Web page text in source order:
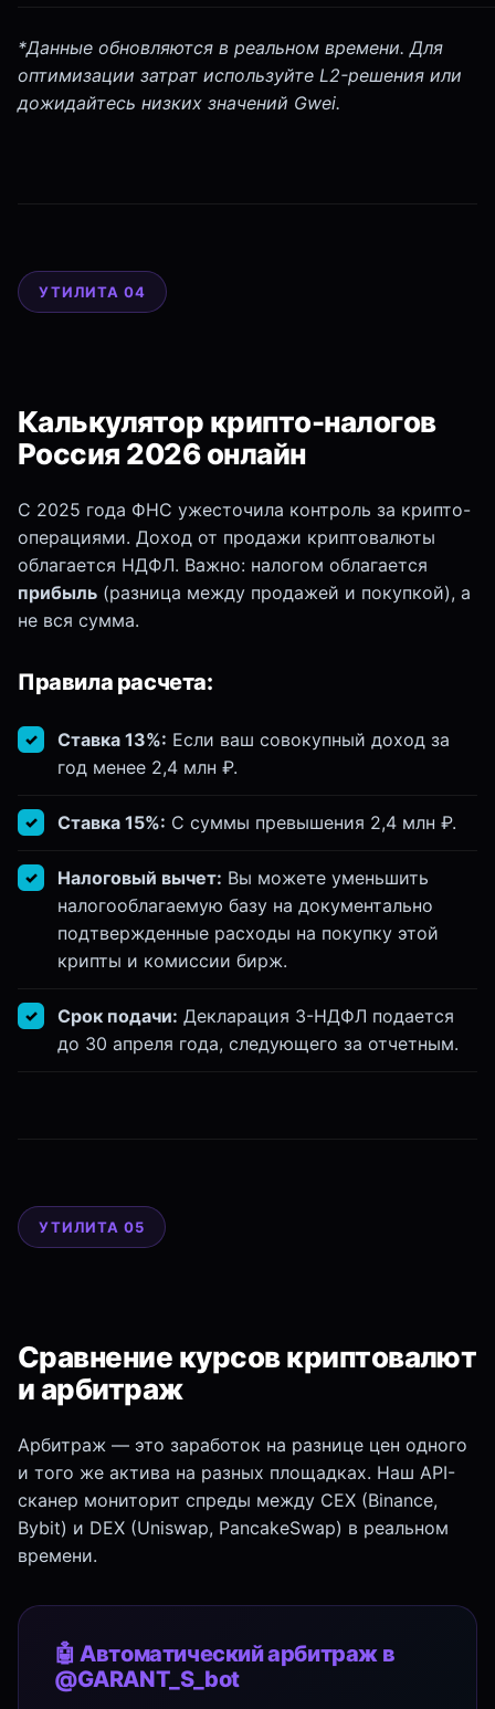
*Данные обновляются в реальном времени. Для
оптимизации затрат используйте L2-решения или
дожидайтесь низких значений Gwei.
УТИЛИТА 04
Калькулятор крипто-налогов
Россия 2026 онлайн
С 2025 года ФНС ужесточила контроль за крипто-
операциями. Доход от продажи криптовалюты
облагается НДФЛ. Важно: налогом облагается
прибыль (разница между продажей и покупкой), а
не вся сумма.
Правила расчета:
Ставка 13%: Если ваш совокупный доход за
год менее 2,4 млн ₽.
Ставка 15%: С суммы превышения 2,4 млн ₽.
Налоговый вычет: Вы можете уменьшить
налогооблагаемую базу на документально
подтвержденные расходы на покупку этой
крипты и комиссии бирж.
Срок подачи: Декларация 3-НДФЛ подается
до 30 апреля года, следующего за отчетным.
УТИЛИТА 05
Сравнение курсов криптовалют
и арбитраж
Арбитраж — это заработок на разнице цен одного
и того же актива на разных площадках. Наш API-
сканер мониторит спреды между CEX (Binance,
Bybit) и DEX (Uniswap, PancakeSwap) в реальном
времени.
🤖 Автоматический арбитраж в
@GARANT_S_bot